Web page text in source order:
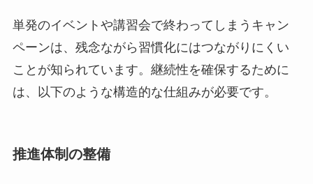
単発のイベントや講習会で終わってしまうキャン
ペーンは、残念ながら習慣化にはつながりにくい
ことが知られています。継続性を確保するために
は、以下のような構造的な仕組みが必要です。
推進体制の整備